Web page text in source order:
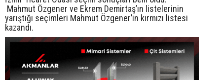
Mahmut Özgener ve Ekrem Demirtaş’ın listelerinin
yarıştığı seçimleri Mahmut Özgener’in kırmızı listesi
kazandı.